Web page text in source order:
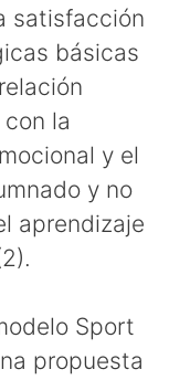
satisfacción
básicas
la
y el
y no
aprendizaje
Sport
propuesta